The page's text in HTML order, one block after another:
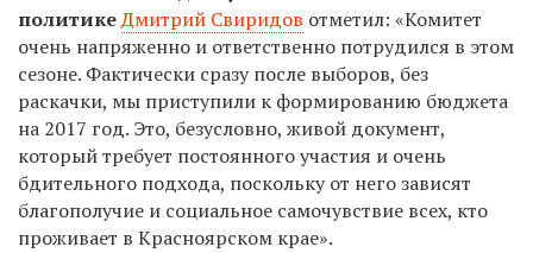
политикеДмитрий Свиридов отметил: «Комитет
очень напряженно и ответственно потрудился в этом
сезоне. Фактически сразу после выборов, без
раскачки, мы приступили к формированию бюджета
на 2017 год. Это, безусловно, живой документ,
который требует постоянного участия и очень
бдительного подхода, поскольку от него зависят
благополучие и социальное самочувствие всех, кто
проживает в Красноярском крае».